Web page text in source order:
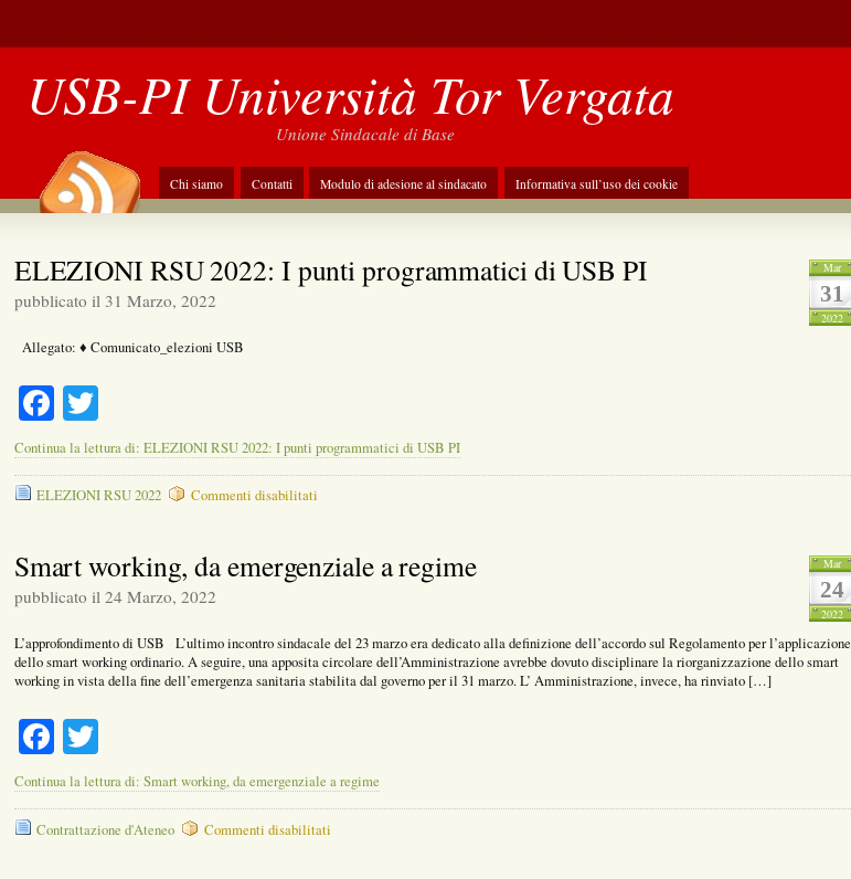
USB-PI Università Tor Vergata
Unione Sindacale di Base
Chi siamo Contatti Modulo di adesione al sindacato Informativa sull’uso dei cookie
Mar
31
2022
ELEZIONI RSU 2022: I punti programmatici di USB PI
pubblicato il 31 Marzo, 2022
Allegato: ♦ Comunicato_elezioni USB
Facebook
Twitter
Continua la lettura di: ELEZIONI RSU 2022: I punti programmatici di USB PI
ELEZIONI RSU 2022 Commenti disabilitatisu
I
USB
PI
Mar
24
2022
Smart working, da emergenziale a regime
pubblicato il 24 Marzo, 2022
L’approfondimento di USB L’ultimo incontro sindacale del 23 marzo era dedicato alla definizione dell’accordo sul Regolamento per l’applicazione
dello smart working ordinario. A seguire, una apposita circolare dell’Amministrazione avrebbe dovuto disciplinare la riorganizzazione dello smart
working in vista della fine dell’emergenza sanitaria stabilita dal governo per il 31 marzo. L’ Amministrazione, invece, ha rinviato […]
Facebook
Twitter
Continua la lettura di: Smart working, da emergenziale a regime
Contrattazione d'Ateneo Commenti disabilitatisu